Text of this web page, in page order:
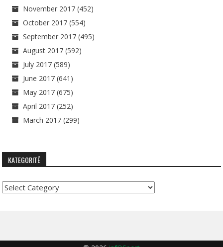
November 2017 (452)
October 2017 (554)
September 2017 (495)
August 2017 (592)
July 2017 (589)
June 2017 (641)
May 2017 (675)
April 2017 (252)
March 2017 (299)
KATEGORITË
Kategoritë